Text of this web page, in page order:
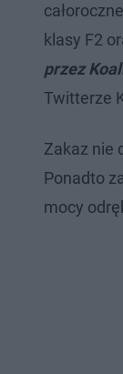
klasy F2
przez
Twitterze
Zakaz nie
Ponadto
mocy